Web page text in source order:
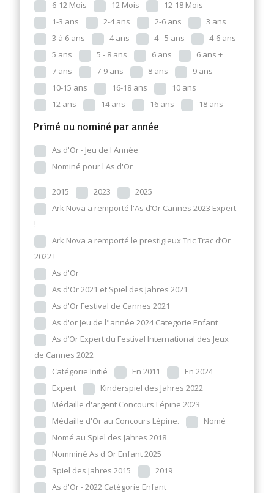
6-12 Mois
12 Mois
12-18 Mois
1-3 ans
2-4 ans 2-6 ans
3 ans
3 à 6 ans
4 ans 4 - 5 ans
4-6 ans
5 ans
5 - 8 ans 6 ans
6 ans +
7 ans
7-9 ans 8 ans
9 ans
10-15 ans
16-18 ans
10 ans
12 ans
14 ans 16 ans 18 ans
Primé ou nominé par année
As d'Or - Jeu de l'Année
Nominé pour l'As d'Or
2015 2023
2025
Ark Nova a remporté l'As d’Or Cannes 2023 Expert
!
Ark Nova a remporté le prestigieux Tric Trac d’Or
2022 !
As d'Or
As d'Or 2021 et Spiel des Jahres 2021
As d'Or Festival de Cannes 2021
As d'or Jeu de l"année 2024 Categorie Enfant
As d’Or Expert du Festival International des Jeux
de Cannes 2022
Catégorie Initié
En 2011
En 2024
Expert
Kinderspiel des Jahres 2022
Médaille d'argent Concours Lépine 2023
Médaille d'Or au Concours Lépine.
Nomé
Nomé au Spiel des Jahres 2018
Nomminé As d'Or Enfant 2025
Spiel des Jahres 2015
2019
As d'Or - 2022 Catégorie Enfant